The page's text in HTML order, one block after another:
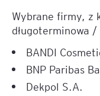
Wybrane firmy, z
długoterminowa
BANDI
BNP Paribas
Dekpol S.A.